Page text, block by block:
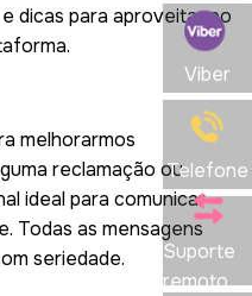
dicas para aproveitar ao
melhorarmos
reclamação ou
ideal para comunicar
Todas as mensagens
seriedade.
Viber
Telefone
Suporte
remoto